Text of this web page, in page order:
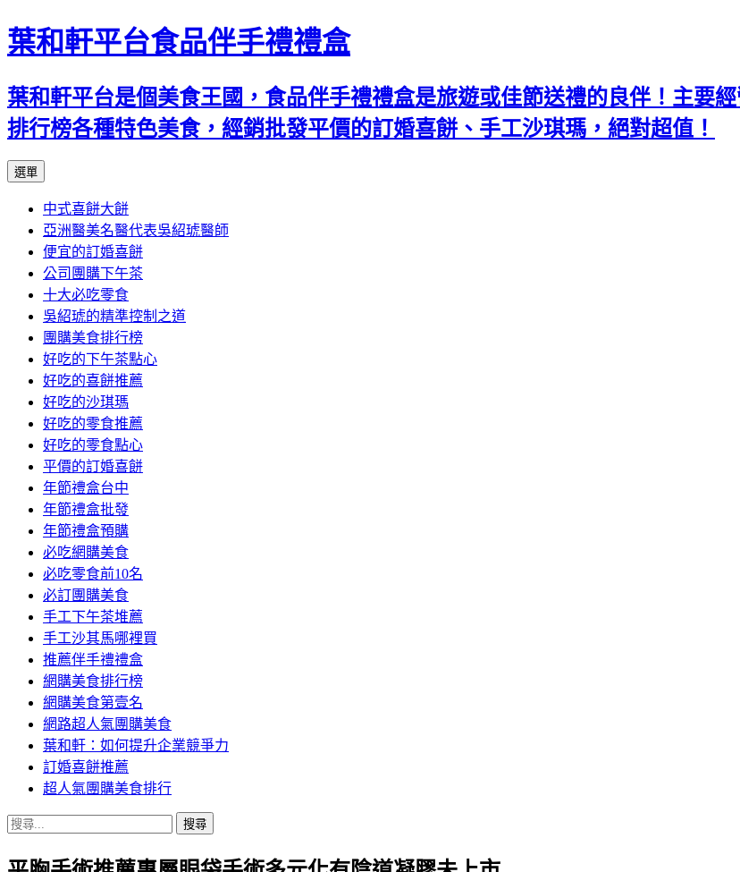
葉和軒平台食品伴手禮禮盒
葉和軒平台是個美食王國，食品伴手禮禮盒是旅遊或佳節送禮的良伴！主要
排行榜各種特色美食，經銷批發平價的訂婚喜餅、手工沙琪瑪，絕對超值！
選單
內
容
中式喜餅大餅
亞洲醫美名醫代表吳紹琥醫師
便宜的訂婚喜餅
公司團購下午茶
十大必吃零食
吳紹琥的精準控制之道
團購美食排行榜
好吃的下午茶點心
好吃的喜餅推薦
好吃的沙琪瑪
好吃的零食推薦
好吃的零食點心
平價的訂婚喜餅
年節禮盒台中
年節禮盒批發
年節禮盒預購
必吃網購美食
必吃零食前10名
必訂團購美食
手工下午茶堆薦
手工沙其馬哪裡買
推薦伴手禮禮盒
網購美食排行榜
網購美食第壹名
網路超人氣團購美食
葉和軒：如何提升企業競爭力
訂婚喜餅推薦
超人氣團購美食排行
搜
關